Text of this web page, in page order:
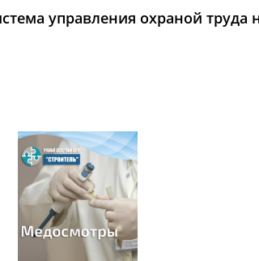
управления охраной труда